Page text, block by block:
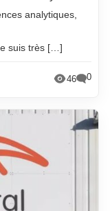
analytiques,
suis très […]
46 0